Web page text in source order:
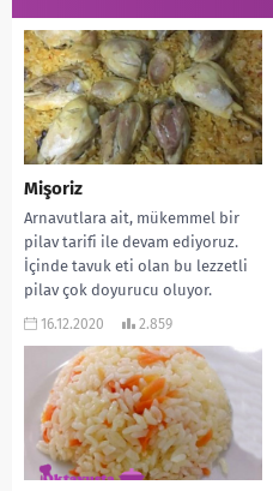
Mişoriz
Arnavutlara ait, mükemmel bir
pilav tarifi ile devam ediyoruz.
İçinde tavuk eti olan bu lezzetli
pilav çok doyurucu oluyor.
Fırında...
16.12.2020 2.859